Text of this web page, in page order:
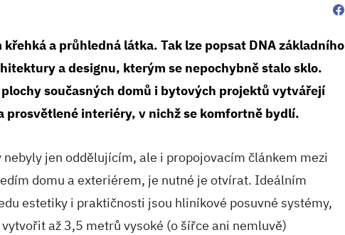
a průhledná látka. Tak lze popsat DNA základního
a designu, kterým se nepochybně stalo sklo.
současných domů i bytových projektů vytvářejí
prosvětlené interiéry, v nichž se komfortně bydlí.
nebyly jen oddělujícím, ale i propojovacím článkem mezi
domu a exteriérem, je nutné je otvírat. Ideálním
estetiky i praktičnosti jsou hliníkové posuvné systémy,
až 3,5 metrů vysoké (o šířce ani nemluvě)